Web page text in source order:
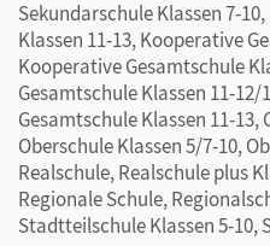
Sekundarschule Klassen 7-
Klassen 11-13, Kooperative
Kooperative Gesamtschule
Gesamtschule Klassen 11-
Gesamtschule Klassen 11-
Oberschule Klassen 5/7-10,
Realschule, Realschule plus
Regionale Schule,
Stadtteilschule Klassen 5-10,